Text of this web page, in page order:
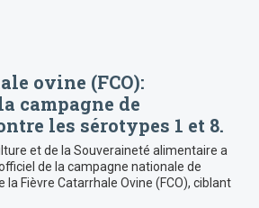
ovine (FCO):
campagne de
les sérotypes 1 et 8.
et de la Souveraineté alimentaire a
de la campagne nationale de
Fièvre Catarrhale Ovine (FCO), ciblant